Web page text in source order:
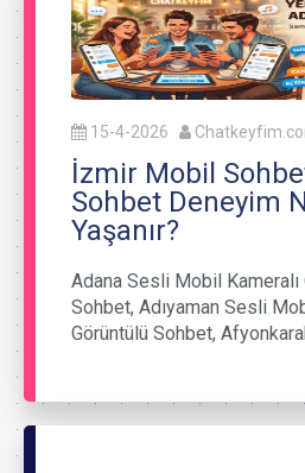
15-4-2026
İzmir Mobil
Sohbet Deneyim
Yaşanır?
Adana Sesli Mobil Kameralı
Sohbet, Adıyaman Sesli
Görüntülü Sohbet,